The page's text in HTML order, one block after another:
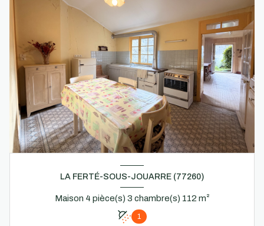
LA FERTÉ-SOUS-JOUARRE (77260)
Maison 4 pièce(s) 3 chambre(s) 112 m²
1